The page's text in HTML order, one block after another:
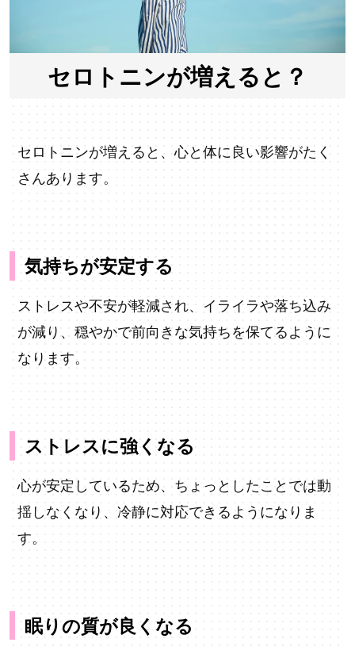
セロトニンが増えると？
セロトニンが増えると、心と体に良い影響がたく
さんあります。
気持ちが安定する
ストレスや不安が軽減され、イライラや落ち込み
が減り、穏やかで前向きな気持ちを保てるように
なります。
ストレスに強くなる
心が安定しているため、ちょっとしたことでは動
揺しなくなり、冷静に対応できるようになりま
す。
眠りの質が良くなる